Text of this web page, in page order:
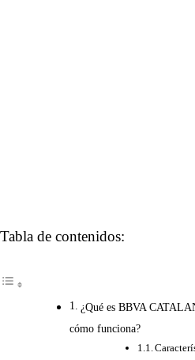
Tabla de contenidos:
¿Qué es BBVA
cómo funciona?